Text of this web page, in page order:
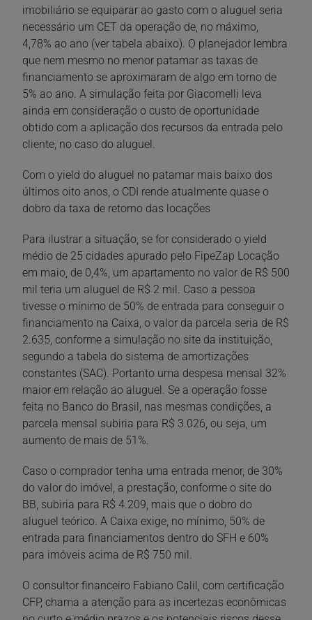
imobiliário se equiparar ao gasto com o aluguel seria
necessário um CET da operação de, no máximo,
4,78% ao ano (ver tabela abaixo). O planejador lembra
que nem mesmo no menor patamar as taxas de
financiamento se aproximaram de algo em torno de
5% ao ano. A simulação feita por Giacomelli leva
ainda em consideração o custo de oportunidade
obtido com a aplicação dos recursos da entrada pelo
cliente, no caso do aluguel.
Com o yield do aluguel no patamar mais baixo dos
últimos oito anos, o CDI rende atualmente quase o
dobro da taxa de retorno das locações
Para ilustrar a situação, se for considerado o yield
médio de 25 cidades apurado pelo FipeZap Locação
em maio, de 0,4%, um apartamento no valor de R$ 500
mil teria um aluguel de R$ 2 mil. Caso a pessoa
tivesse o mínimo de 50% de entrada para conseguir o
financiamento na Caixa, o valor da parcela seria de R$
2.635, conforme a simulação no site da instituição,
segundo a tabela do sistema de amortizações
constantes (SAC). Portanto uma despesa mensal 32%
maior em relação ao aluguel. Se a operação fosse
feita no Banco do Brasil, nas mesmas condições, a
parcela mensal subiria para R$ 3.026, ou seja, um
aumento de mais de 51%.
Caso o comprador tenha uma entrada menor, de 30%
do valor do imóvel, a prestação, conforme o site do
BB, subiria para R$ 4.209, mais que o dobro do
aluguel teórico. A Caixa exige, no mínimo, 50% de
entrada para financiamentos dentro do SFH e 60%
para imóveis acima de R$ 750 mil.
O consultor financeiro Fabiano Calil, com certificação
CFP, chama a atenção para as incertezas econômicas